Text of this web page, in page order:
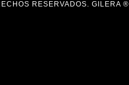
RESERVADOS. GILERA ®